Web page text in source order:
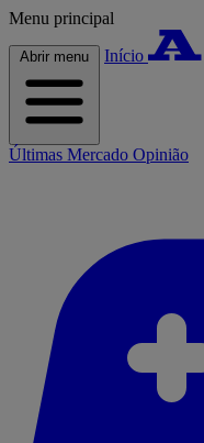
Menu principal
Abrir menu Início
Últimas Mercado Opinião